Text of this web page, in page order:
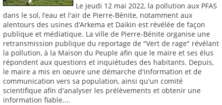
Le jeudi 12 mai 2022, la pollution aux PFAS
dans le sol, l’eau et l'air de Pierre-Bénite, notamment aux
alentours des usines d’Arkema et Daikin est révélée de façon
publique et médiatique. La ville de Pierre-Bénite organise une
retransmission publique du reportage de "Vert de rage" révélant
la pollution, à la Maison du Peuple afin que le maire et ses élus
répondent aux questions et inquiétudes des habitants. Depuis,
le maire a mis en oeuvre une démarche d'information et de
communication vers sa population, ainsi qu'un comité
scientifique afin d'analyser les prélèvements et obtenir une
information fiable....